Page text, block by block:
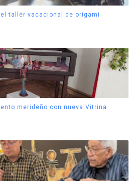
taller vacacional de origami
merideño con nueva Vitrina